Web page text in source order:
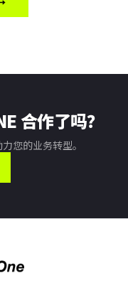
合作了吗？
您的业务转型。